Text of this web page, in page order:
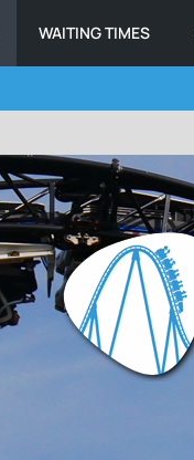
WAITING TIMES